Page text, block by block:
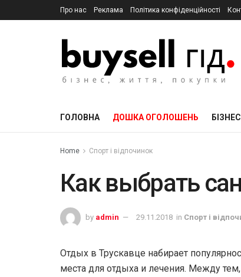
Про нас Реклама Політика конфіденційності
ГОЛОВНА ДОШКА ОГОЛОШЕНЬ
Home Спорт і відпочинок
Как выбрать
by admin 29.11.2018 in Спорт і
Отдых в Трускавце набирает
места для отдыха и лечения. Между